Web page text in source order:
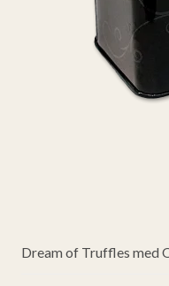
Dream of Truffles med